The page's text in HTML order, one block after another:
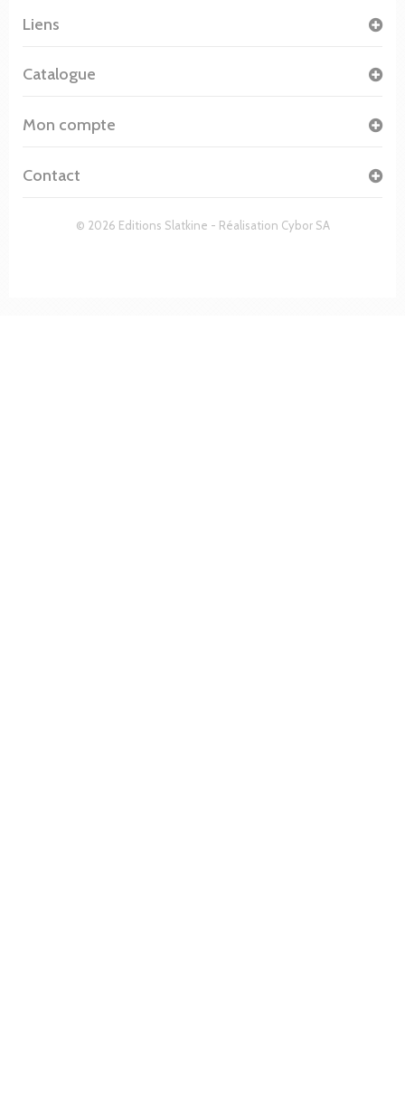
© 2026 Editions Slatkine - Réalisation Cybor SA
Liens
Catalogue
Mon compte
Contact